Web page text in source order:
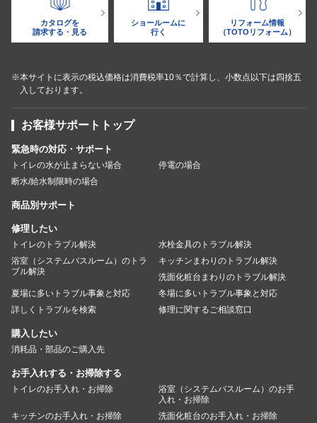
カタログを
請求する・見る
ショールームに
行く
リフォーム情報
（TOTOリフォーム）
※本サイトに表示の税込価格は消費税率10％で計算し、小数点以下は四捨五
入しております。
お客様サポートトップ
緊急時の対応・サポート
トイレの水が止まらない場合
停電の場合
断水/給水制限時の場合
商品別サポート
修理したい
トイレのトラブル解決
水栓金具のトラブル解決
浴室（システムバスルーム）のトラ
ブル解決
キッチンまわりのトラブル解決
洗面化粧台まわりのトラブル解決
夏場に多いトラブル事象と対応
冬場に多いトラブル事象と対応
詳しくトラブルを検索
修理に関するご相談窓口
購入したい
消耗品・部品のご購入先
お手入れする・お掃除する
トイレのお手入れ・お掃除
浴室（システムバスルーム）のお手
入れ・お掃除
キッチンのお手入れ・お掃除
洗面化粧台のお手入れ・お掃除